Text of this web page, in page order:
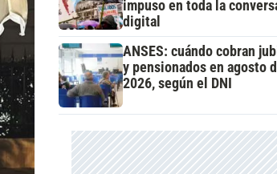
impuso en toda la
digital
ANSES: cuándo cobran
y pensionados en agosto
2026, según el DNI